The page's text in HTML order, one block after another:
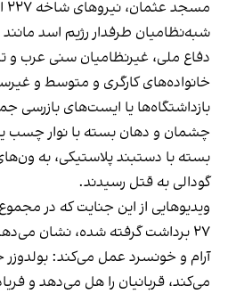
شبه‌نظامیان طرفدار رژیم اسد
دفاع ملی، غیرنظامیان سنی عرب و
خانواده‌های کارگری و متوسط و
بازداشتگاه‌ها یا ایست‌های بازرسی
چشمان و دهان بسته با نوار چسب
بسته با دستبند پلاستیکی، به
گودالی به قتل رسیدند.
۲۷ برداشت گرفته شده، نشان
آرام و خونسرد عمل می‌کند: بولدوزر
می‌کند، قربانیان را هل می‌دهد و